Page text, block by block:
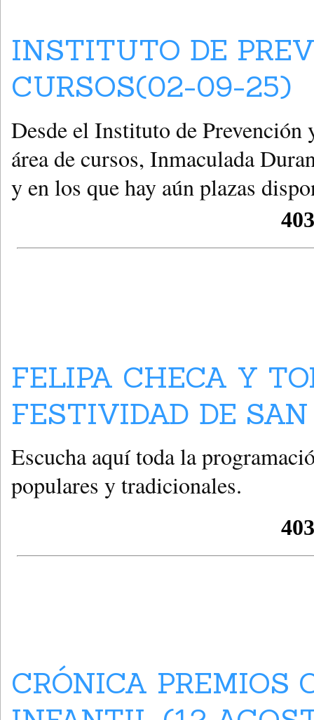
INSTITUTO DE
CURSOS(02-09-25)
Desde el Instituto de
área de cursos, Inmaculada
y en los que hay aún plazas
FELIPA CHECA Y
FESTIVIDAD DE
Escucha aquí toda la
populares y tradicionales.
CRÓNICA PREMIOS